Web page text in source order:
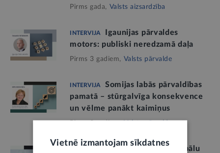
Pirms gada, Valsts aizsardzība
INTERVIJA
Igaunijas pārvaldes
motors: publiski neredzamā daļa
Pirms 3 gadiem, Valsts pārvalde
INTERVIJA
Somijas labās pārvaldības
pamatā – stūrgalvīga konsekvence
un vēlme panākt kaimiņus
Pirms 3 gadiem, Valsts pārvalde
Valsts pārvaldība globālu
Vietnē izmantojam sīkdatnes